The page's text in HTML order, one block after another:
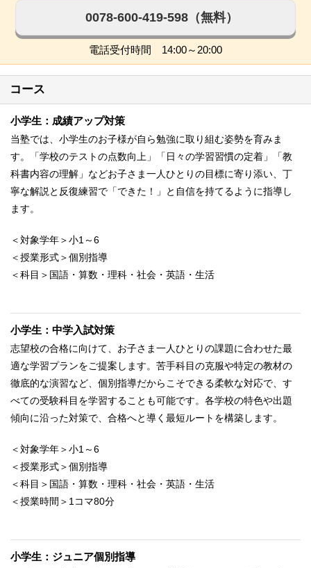
0078-600-419-598（無料）
電話受付時間 14:00～20:00
コース
小学生：成績アップ対策
当塾では、小学生のお子様が自ら勉強に取り組む姿勢を育みま
す。「学校のテストの点数向上」「日々の学習習慣の定着」「教
科書内容の理解」などお子さま一人ひとりの目標に寄り添い、丁
寧な解説と反復練習で「できた！」と自信を持てるように指導し
ます。
＜対象学年＞小1～6
＜授業形式＞個別指導
＜科目＞国語・算数・理科・社会・英語・生活
小学生：中学入試対策
志望校の合格に向けて、お子さま一人ひとりの課題に合わせた最
適な学習プランをご提案します。苦手科目の克服や特定の教材の
徹底的な演習など、個別指導だからこそできる柔軟な対応で、す
べての受験科目を学習することも可能です。各学校の特色や出題
傾向に沿った対策で、合格へと導く最短ルートを構築します。
＜対象学年＞小1～6
＜授業形式＞個別指導
＜科目＞国語・算数・理科・社会・英語・生活
＜授業時間＞1コマ80分
小学生：ジュニア個別指導